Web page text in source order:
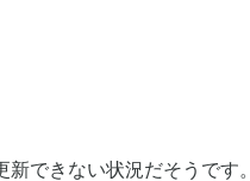
できない状況だそうです。